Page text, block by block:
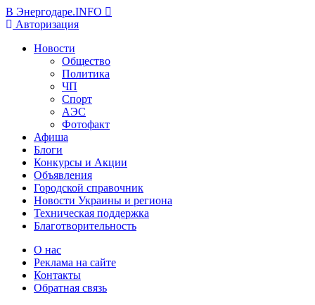
В Энергодаре.INFO
Авторизация
Новости
Общество
Политика
ЧП
Спорт
АЭС
Фотофакт
Афиша
Блоги
Конкурсы и Акции
Объявления
Городской справочник
Новости Украины и региона
Техническая поддержка
Благотворительность
О нас
Реклама на сайте
Контакты
Обратная связь